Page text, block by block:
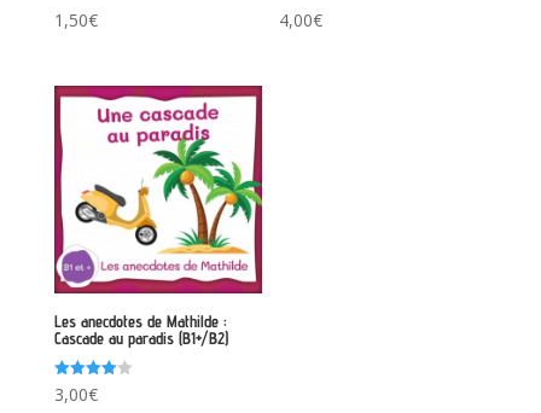
1,50€ 4,00€
Les anecdotes de Mathilde :
Cascade au paradis (B1+/B2)
Note
4.00
3,00€